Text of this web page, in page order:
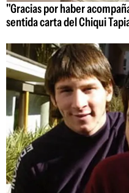
"Gracias por haber
sentida carta del Chiqui